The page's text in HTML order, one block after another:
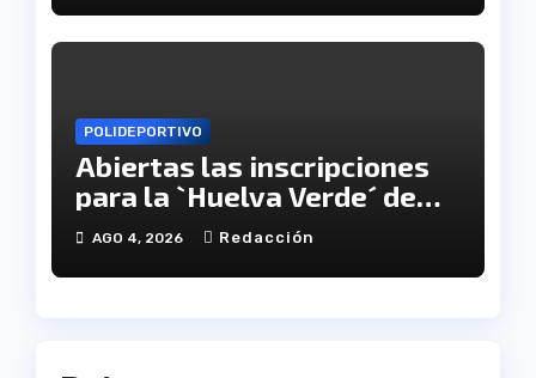
POLIDEPORTIVO
Abiertas las inscripciones
para la `Huelva Verde´ de
Onúpolis
AGO 4, 2026 Redacción